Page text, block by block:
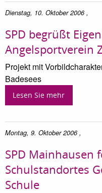
Dienstag, 10. Oktober 2006 ,
SPD begrüßt
Angelsportverein
Projekt mit
Badesees
Lesen Sie mehr
Montag, 9. Oktober 2006 ,
SPD Mainhausen
Schulstandortes
Schule